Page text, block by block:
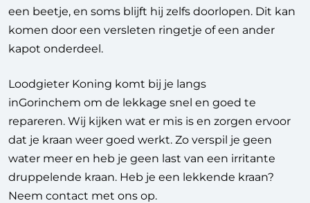
een beetje, en soms blijft hij zelfs doorlopen. Dit kan
komen door een versleten ringetje of een ander
kapot onderdeel.
Loodgieter Koning komt bij je langs
inGorinchem om de lekkage snel en goed te
repareren. Wij kijken wat er mis is en zorgen ervoor
dat je kraan weer goed werkt. Zo verspil je geen
water meer en heb je geen last van een irritante
druppelende kraan. Heb je een lekkende kraan?
Neem contact met ons op.